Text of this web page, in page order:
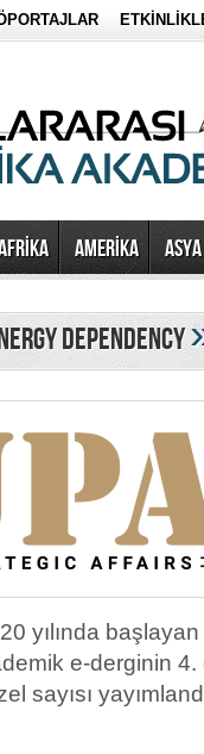
AMERİKA ASYA
dependency
yılında
e-derginin
sayısı